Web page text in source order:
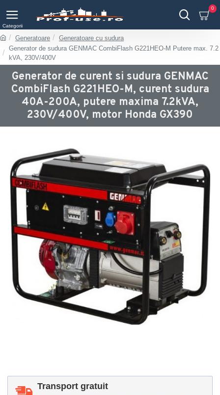
0
Generatoare
Generatoare cu sudura
Generator de sudura GENMAC CombiFlash G221HEO-M Putere max. 7.2
kVA, 230V/400V
Generator de curent si sudura GENMAC
CombiFlash G221HEO-M, curent sudura
40A-200A, putere maxima 7.2kVA,
230V/400V, motor Honda GX390
Transport gratuit